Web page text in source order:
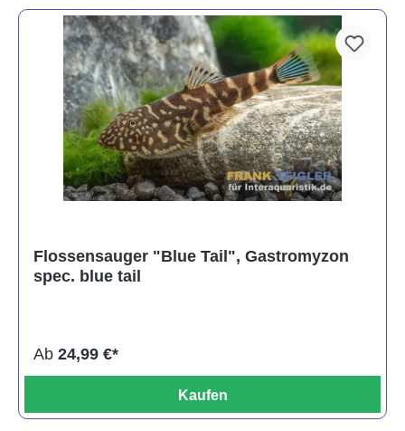
Flossensauger "Blue Tail", Gastromyzon
spec. blue tail
Ab 24,99 €*
Kaufen